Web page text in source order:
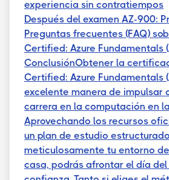
experiencia sin contratiempos
Después del examen AZ-900:
Preguntas frecuentes (FAQ)
Certified: Azure Fundamentals
ConclusiónObtener la
Certified: Azure Fundamentals
excelente manera de impulsar
carrera en la computación en
Aprovechando los recursos
un plan de estudio
meticulosamente tu entorno
casa, podrás afrontar el día del